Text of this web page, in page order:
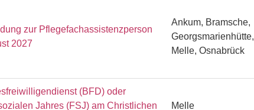
zur Pflegefachassistenzperson
2027
Ankum, Bramsche,
Georgsmarienhütte,
Melle, Osnabrück
(BFD) oder
Jahres (FSJ) am Christlichen
Melle